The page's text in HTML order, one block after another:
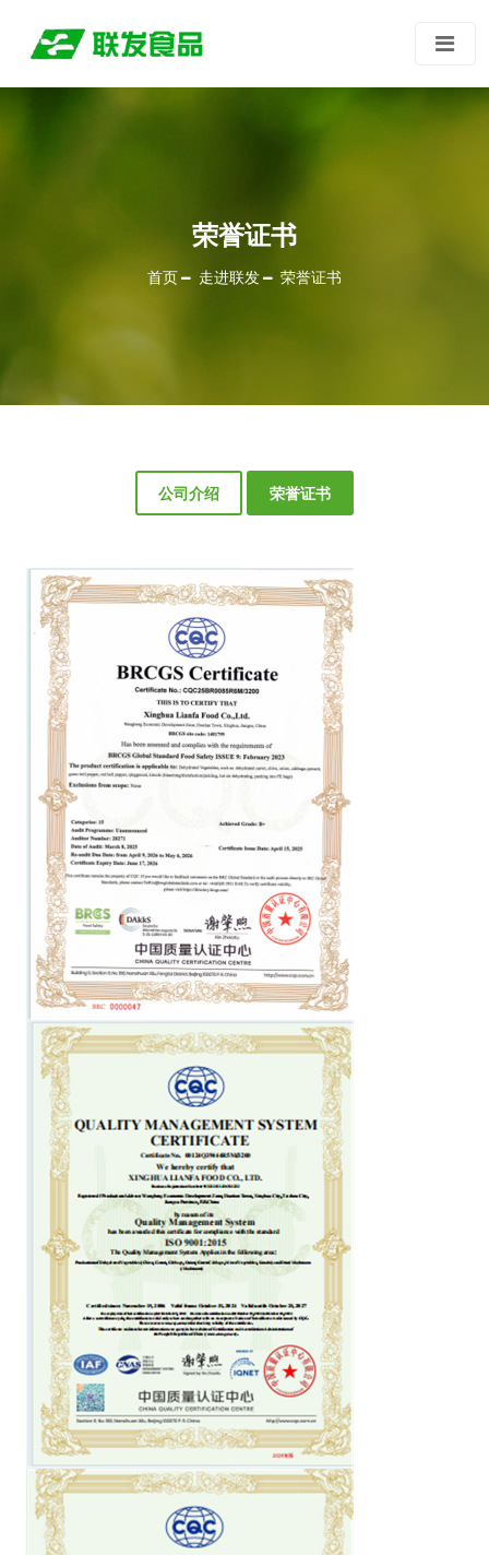
荣誉证书
首页 走进联发 荣誉证书
公司介绍 荣誉证书